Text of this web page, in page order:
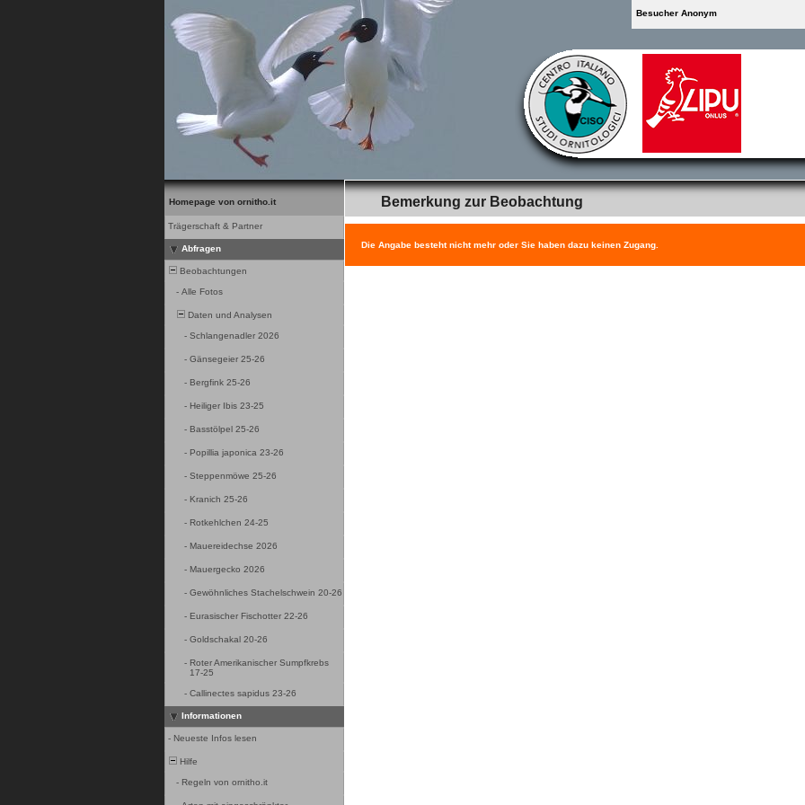
Besucher Anonym
Homepage von ornitho.it
Trägerschaft & Partner
Abfragen
Beobachtungen
- Alle Fotos
Daten und Analysen
- Schlangenadler 2026
- Gänsegeier 25-26
- Bergfink 25-26
- Heiliger Ibis 23-25
- Basstölpel 25-26
- Popillia japonica 23-26
- Steppenmöwe 25-26
- Kranich 25-26
- Rotkehlchen 24-25
- Mauereidechse 2026
- Mauergecko 2026
- Gewöhnliches Stachelschwein 20-26
- Eurasischer Fischotter 22-26
- Goldschakal 20-26
- Roter Amerikanischer Sumpfkrebs
17-25
- Callinectes sapidus 23-26
Informationen
- Neueste Infos lesen
Hilfe
- Regeln von ornitho.it
Bemerkung zur Beobachtung
Die Angabe besteht nicht mehr oder Sie haben dazu keinen Zugang.